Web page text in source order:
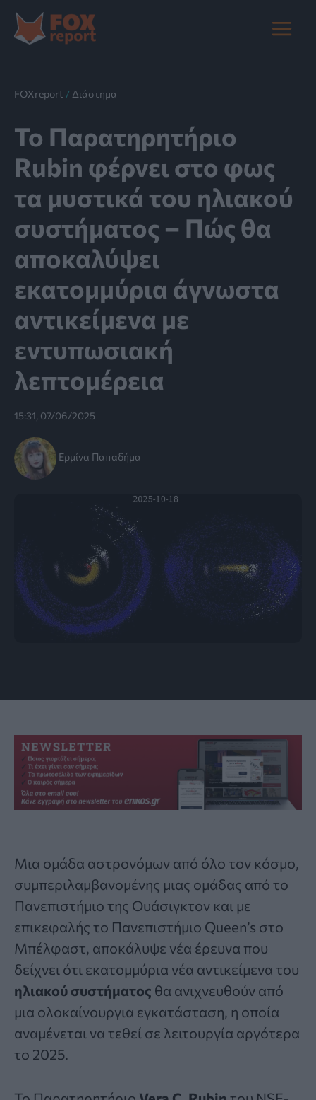
στο
περιεχόμενο
Main
FOXreport / Διάστημα
Το Παρατηρητήριο
Rubin φέρνει στο φως
τα μυστικά του ηλιακού
συστήματος – Πώς θα
αποκαλύψει
εκατομμύρια άγνωστα
αντικείμενα με
εντυπωσιακή
λεπτομέρεια
15:31, 07/06/2025
Ερμίνα Παπαδήμα
Μια ομάδα αστρονόμων από όλο τον κόσμο,
συμπεριλαμβανομένης μιας ομάδας από το
Πανεπιστήμιο της Ουάσιγκτον και με
επικεφαλής το Πανεπιστήμιο Queen’s στο
Μπέλφαστ, αποκάλυψε νέα έρευνα που
δείχνει ότι εκατομμύρια νέα αντικείμενα του
ηλιακού συστήματος θα ανιχνευθούν από
μια ολοκαίνουργια εγκατάσταση, η οποία
αναμένεται να τεθεί σε λειτουργία αργότερα
το 2025.